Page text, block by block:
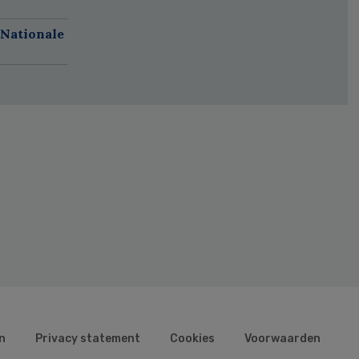
Privacy statement Cookies Voorwaarden